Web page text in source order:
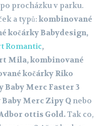
procházku v parku.
a typů:kombinované
kočárky Babydesign,
Romantic,
Mila, kombinované
kočárky Riko
Baby Merc Faster 3
Merc Zipy Q nebo
ottis Gold.Tak co,